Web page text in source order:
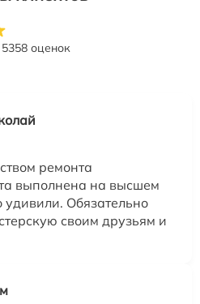
5358 оценок
ремонта
выполнена на высшем
Обязательно
своим друзьям и